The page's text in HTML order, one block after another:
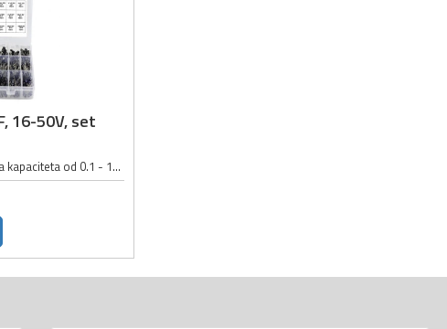
16-50V, set
Set elektrolitskih kondezatora kapaciteta od 0.1 - 1000µF; Napon kondezatora u setu: 16 - 50V; Set sadrži 500 elektrolitskih kondezatora:; 0.1µF 50V 4x7mm : 30 kom; 0.22µF 50V 5x11mm : 20 kom; 0.47µF 50V 5x11mm : 20 kom; 1µF 50V...